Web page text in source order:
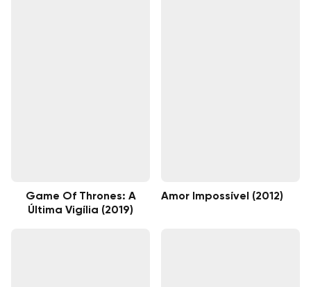
Game Of Thrones: A
Última Vigília (2019)
Amor Impossível (2012)